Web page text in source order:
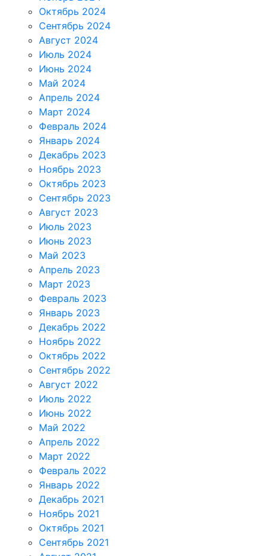
Октябрь 2024
Сентябрь 2024
Август 2024
Июль 2024
Июнь 2024
Май 2024
Апрель 2024
Март 2024
Февраль 2024
Январь 2024
Декабрь 2023
Ноябрь 2023
Октябрь 2023
Сентябрь 2023
Август 2023
Июль 2023
Июнь 2023
Май 2023
Апрель 2023
Март 2023
Февраль 2023
Январь 2023
Декабрь 2022
Ноябрь 2022
Октябрь 2022
Сентябрь 2022
Август 2022
Июль 2022
Июнь 2022
Май 2022
Апрель 2022
Март 2022
Февраль 2022
Январь 2022
Декабрь 2021
Ноябрь 2021
Октябрь 2021
Сентябрь 2021